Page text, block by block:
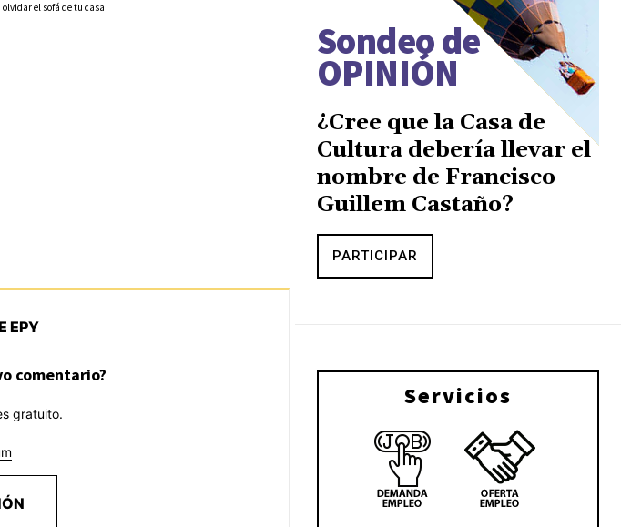
olvidar el sofá de tu casa
EPY
comentario?
gratuito.
Sondeo de
OPINIÓN
¿Cree que la Casa de
Cultura debería llevar el
nombre de Francisco
Guillem Castaño?
PARTICIPAR
Servicios